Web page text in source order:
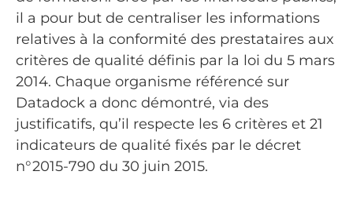
il a pour but de centraliser les informations
relatives à la conformité des prestataires aux
critères de qualité définis par la loi du 5 mars
2014. Chaque organisme référencé sur
Datadock a donc démontré, via des
justificatifs, qu’il respecte les 6 critères et 21
indicateurs de qualité fixés par le décret
n°2015-790 du 30 juin 2015.